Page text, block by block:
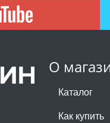
О
Каталог
Как купить